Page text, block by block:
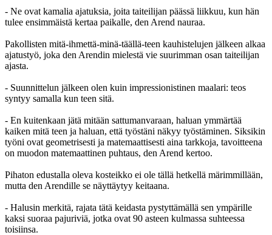
- Ne ovat kamalia ajatuksia, joita taiteilijan päässä liikkuu, kun hän
tulee ensimmäistä kertaa paikalle, den Arend nauraa.
Pakollisten mitä-ihmettä-minä-täällä-teen kauhistelujen jälkeen alkaa
ajatustyö, joka den Arendin mielestä vie suurimman osan taiteilijan
ajasta.
- Suunnittelun jälkeen olen kuin impressionistinen maalari: teos
syntyy samalla kun teen sitä.
- En kuitenkaan jätä mitään sattumanvaraan, haluan ymmärtää
kaiken mitä teen ja haluan, että työstäni näkyy työstäminen. Siksikin
työni ovat geometrisesti ja matemaattisesti aina tarkkoja, tavoitteena
on muodon matemaattinen puhtaus, den Arend kertoo.
Pihaton edustalla oleva kosteikko ei ole tällä hetkellä märimmillään,
mutta den Arendille se näyttäytyy keitaana.
- Halusin merkitä, rajata tätä keidasta pystyttämällä sen ympärille
kaksi suoraa pajuriviä, jotka ovat 90 asteen kulmassa suhteessa
toisiinsa.